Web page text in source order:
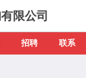
限公司
招聘 联系